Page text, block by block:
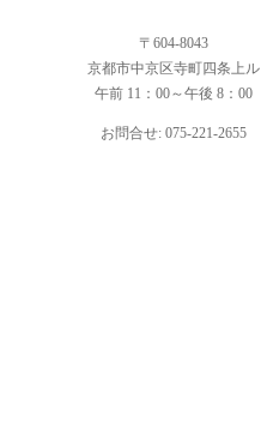
〒604-8043
京都市中京区寺町四条上ル
午前 11：00～午後 8：00
お問合せ: 075-221-2655